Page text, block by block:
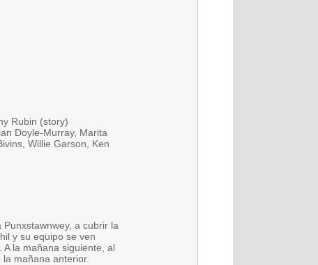
Rubin (story)
Doyle-Murray, Marita
Willie Garson, Ken
a cubrir la
y su equipo se ven
la mañana siguiente, al
mañana anterior.